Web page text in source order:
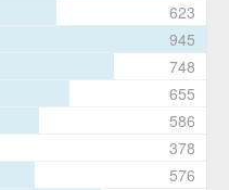
623
945
748
655
586
378
576